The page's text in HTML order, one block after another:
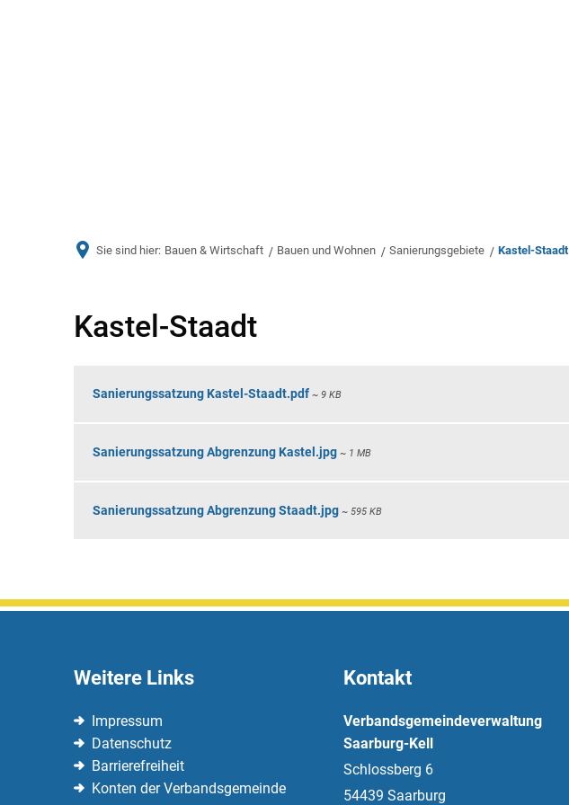
Sie sind hier: Bauen & Wirtschaft Bauen und Wohnen Sanierungsgebiete Kastel-Staadt
Kastel-Kastel-Staadt
Sanierungssatzung Kastel-Staadt.pdf ~ 9 KB
Sanierungssatzung Abgrenzung Kastel.jpg ~ 1 MB
Sanierungssatzung Abgrenzung Staadt.jpg ~ 595 KB
Weitere Links
Impressum
Datenschutz
Barrierefreiheit
Konten der Verbandsgemeinde
Kontakt
Verbandsgemeindeverwaltung
Saarburg-Kell
Schlossberg 6
54439 Saarburg